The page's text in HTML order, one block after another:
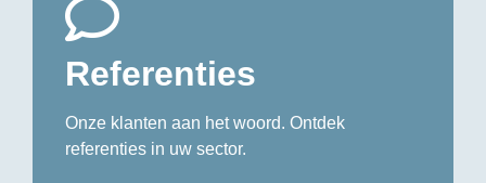
Referenties
Onze klanten aan het woord. Ontdek
referenties in uw sector.